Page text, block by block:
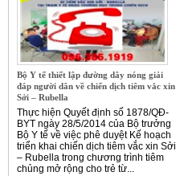
Bộ Y tế thiết lập đường dây nóng giải
đáp người dân về chiến dịch tiêm vắc xin
Sởi – Rubella
Thực hiện Quyết định số 1878/QĐ-
BYT ngày 28/5/2014 của Bộ trưởng
Bộ Y tế về việc phê duyệt Kế hoạch
triển khai chiến dịch tiêm vắc xin Sởi
– Rubella trong chương trình tiêm
chủng mở rộng cho trẻ từ...